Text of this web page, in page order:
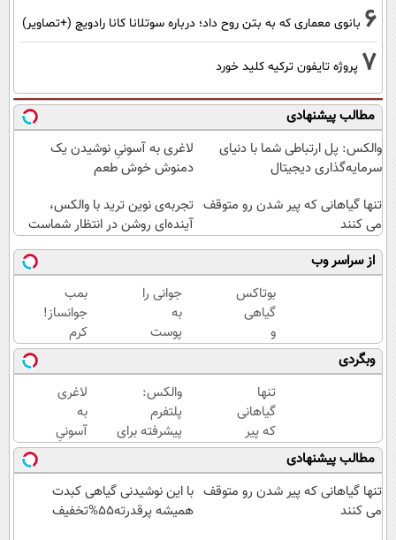
6 بانوی معماری که به بتن روح داد؛ درباره سوتلانا کانا رادویچ (+تصاویر)
7 پروژه تایفون ترکیه کلید خورد
مطالب پیشنهادی
والکس: پل ارتباطی شما با دنیای
سرمایه‌گذاری دیجیتال
لاغری به آسونیِ نوشیدن یک
دمنوش خوش طعم
تنها گیاهانی که پیر شدن رو متوقف
می کنند
تجربه‌ی نوین ترید با والکس،
آینده‌ای روشن در انتظار شماست
از سراسر وب
بوتاکس
گیاهی
و
خانگی
رسید!
جوانی را
به
پوست
خود
هدیه
دهید...
بمب
جوانساز!
کرم
بوتاکس
جلبک
اسپیرولینا50%تخفیف
وبگردی
تنها
گیاهانی
که پیر
شدن
رو
متوقف
والکس:
پلتفرم
پیشرفته برای
معامله و
سرمایه‌گذاری
ایمن
لاغری
به
آسونیِ
نوشیدن
یک
دمنوش
خوش
مطالب پیشنهادی
تنها گیاهانی که پیر شدن رو متوقف
می کنند
با این نوشیدنی گیاهی کبدت
همیشه پرقدرته55%تخفیف